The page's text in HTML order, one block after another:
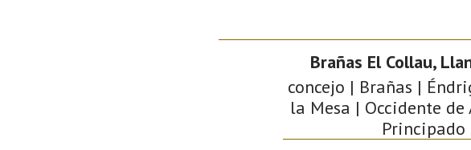
Brañas El Collau,
concejo | Brañas |
la Mesa | Occidente
Principado